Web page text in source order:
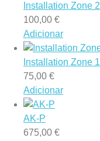
Installation Zone 2
100,00 €
Adicionar
Installation Zone 1
75,00 €
Adicionar
AK-P
675,00 €